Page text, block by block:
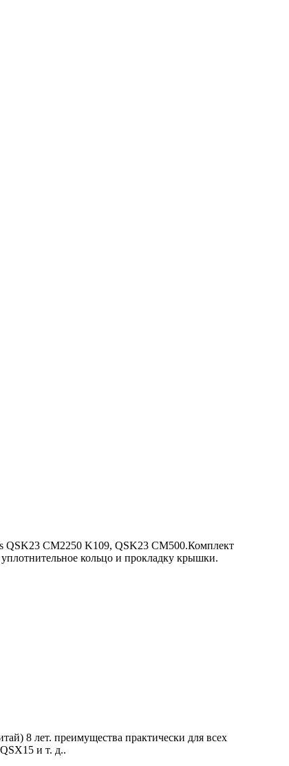
QSK23 CM2250 K109, QSK23 CM500.Комплект
кольцо и прокладку крышки.
8 лет. преимущества практически для всех
и т. д..